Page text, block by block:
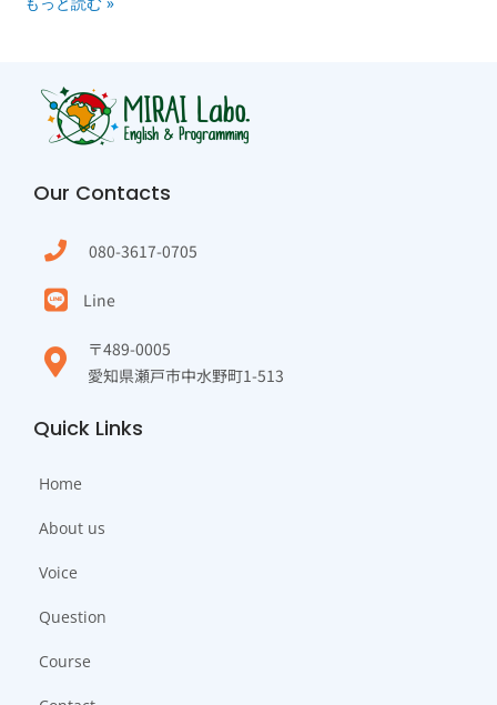
Our Contacts
080-3617-0705
Line
〒489-0005
愛知県瀬戸市中水野町1-513
Quick Links
Home
About us
Voice
Question
Course